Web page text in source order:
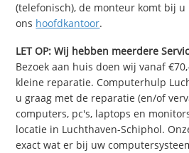
(telefonisch), de monteur komt bij
ons hoofdkantoor.
LET OP: Wij hebben meerdere
Bezoek aan huis doen wij vanaf
kleine reparatie. Computerhulp
u graag met de reparatie (en/of
computers, pc's, laptops en
locatie in Luchthaven-Schiphol.
exact wat er bij uw